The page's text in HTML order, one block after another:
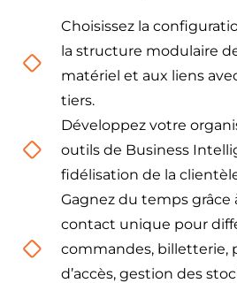
Choisissez la
la structure modulaire
matériel et aux liens
tiers.
Développez votre
outils de Business
fidélisation de la
Gagnez du temps grâce
contact unique pour
commandes, billetterie,
d’accès, gestion des